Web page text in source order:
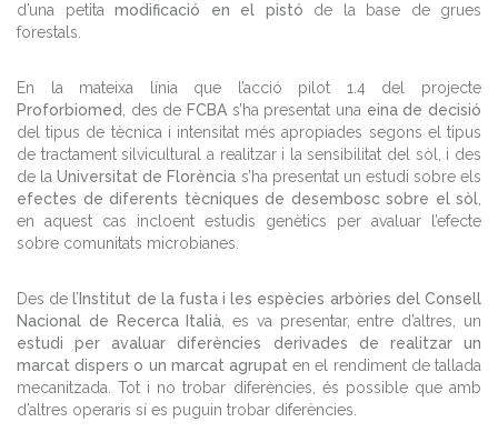
d’una petita modificació en el pistó de la base de grues
forestals.
En la mateixa línia que l’acció pilot 1.4 del projecte
Proforbiomed
, des de FCBA s’ha presentat una eina de decisió
del tipus de tècnica i intensitat més apropiades segons el tipus
de tractament silvicultural a realitzar i la sensibilitat del sòl, i des
de laUniversitat de Florència s’ha presentat un estudi sobre els
efectes de diferents tècniques de desembosc sobre el sòl
en aquest cas incloent estudis genètics per avaluar l’efecte
sobre comunitats microbianes.
Des de l’Institut de la fusta i les espècies arbòries del Consell
Nacional de Recerca Italià , es va presentar, entre d’altres, un
estudi per avaluar diferències derivades de realitzar un
marcat dispers o un marcat agrupat en el rendiment de tallada
mecanitzada. Tot i no trobar diferències, és possible que amb
d’altres operaris sí es puguin trobar diferències.